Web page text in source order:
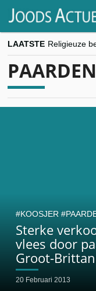
LAATSTE
Sterke
vlees door
Groot-
20 Februari 2013
KOOSJER